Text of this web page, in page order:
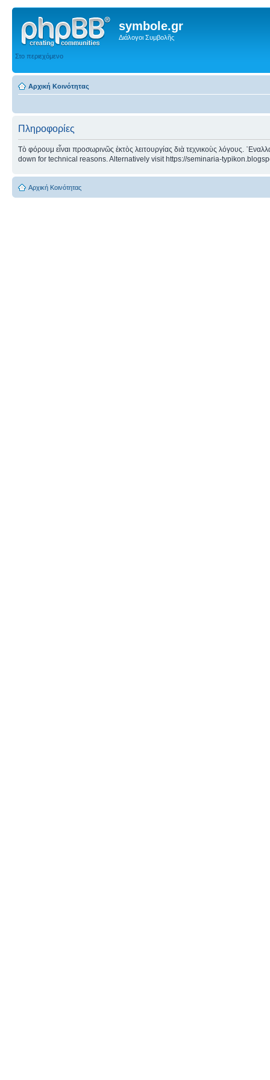
symbole.gr
Διάλογοι Συμβολῆς
Στο περιεχόμενο
Αρχική Κοινότητας
Πληροφορίες
Τὸ φόρουμ εἶναι προσωρινῶς ἐκτὸς λειτουργίας διὰ τεχνικοὺς λόγους.
down for technical reasons. Alternatively visit https://seminaria-
Αρχική Κοινότητας